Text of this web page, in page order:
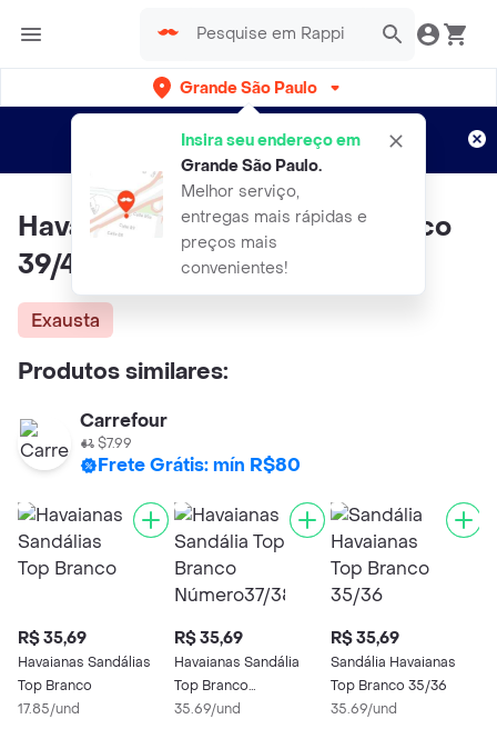
Grande São Paulo
Insira seu endereço em
Grande São Paulo.
Melhor serviço,
entregas mais rápidas e
preços mais
convenientes!
Entregas grátis por 15 dias!
Aplicam T&C
Havaianas Sandália Brasil Branco
39/40
Exausta
Produtos similares:
Carrefour
$7.99
Frete Grátis: mín R$80
R$ 35,69
Havaianas Sandálias
Top Branco
17.85/und
R$ 35,69
Havaianas Sandália
Top Branco
Número37/38
35.69/und
R$ 35,69
Sandália Havaianas
Top Branco 35/36
35.69/und